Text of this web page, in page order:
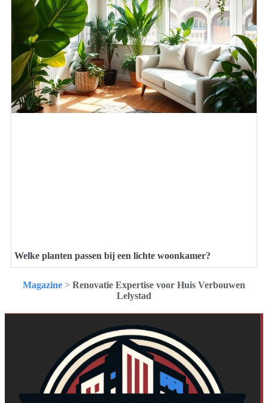
Welke planten passen bij een lichte woonkamer?
Magazine > Renovatie Expertise voor Huis Verbouwen
Lelystad